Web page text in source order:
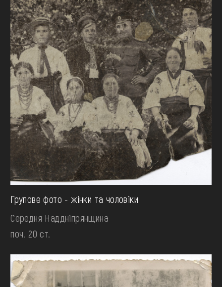
Групове фото - жінки та чоловіки
Середня Наддніпрянщина
поч. 20 ст.